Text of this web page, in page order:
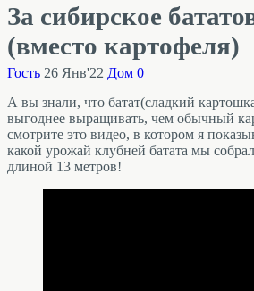
За сибирское
(вместо картофеля)
Гость 26 Янв'22 Дом 0
А вы знали, что батат(сладкий
выгоднее выращивать, чем обычный
смотрите это видео, в котором я
какой урожай клубней батата мы
длиной 13 метров!